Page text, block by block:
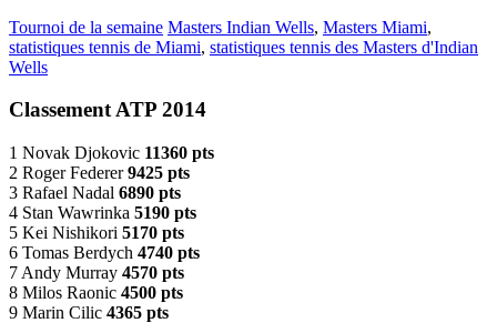
Tournoi de la semaine Masters Indian Wells, Masters Miami,
statistiques tennis de Miami, statistiques tennis des Masters d'Indian
Wells
Classement ATP 2014
1 Novak Djokovic 11360 pts
2 Roger Federer9425 pts
3 Rafael Nadal 6890 pts
4 Stan Wawrinka 5190 pts
5 Kei Nishikori 5170 pts
6 Tomas Berdych 4740 pts
7 Andy Murray 4570 pts
8 Milos Raonic 4500 pts
9 Marin Cilic 4365 pts